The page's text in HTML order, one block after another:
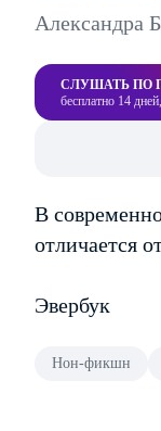
Александра
СЛУШАТЬ ПО
бесплатно 14
В
отличается
Эвербук
Нон-фикшн